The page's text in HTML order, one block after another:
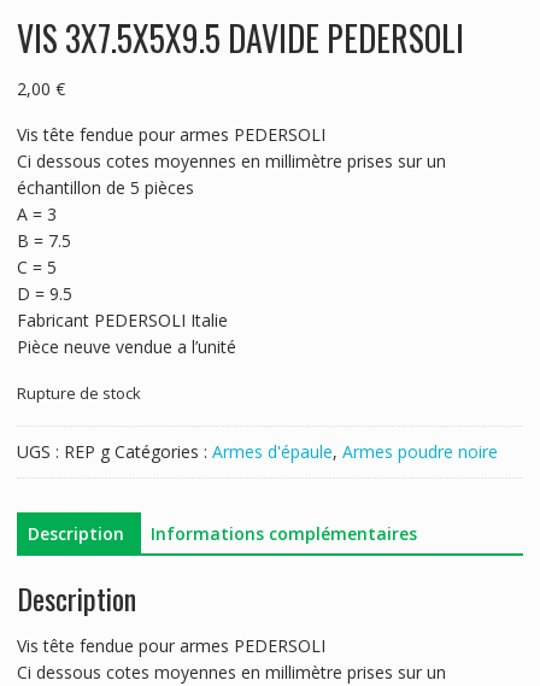
VIS 3X7.5X5X9.5 DAVIDE PEDERSOLI
2,00 €
Vis tête fendue pour armes PEDERSOLI
Ci dessous cotes moyennes en millimètre prises sur un
échantillon de 5 pièces
A = 3
B = 7.5
C = 5
D = 9.5
Fabricant PEDERSOLI Italie
Pièce neuve vendue a l’unité
Rupture de stock
UGS : REP g Catégories : Armes d'épaule, Armes poudre noire
Description Informations complémentaires
Description
Vis tête fendue pour armes PEDERSOLI
Ci dessous cotes moyennes en millimètre prises sur un